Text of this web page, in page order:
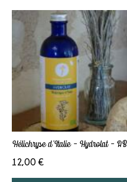
Hélichryse d’Italie – Hydrolat – AB
12,00 €